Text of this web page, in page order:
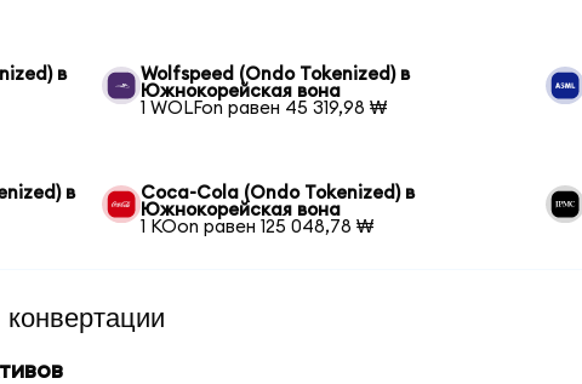
в
Wolfspeed (Ondo Tokenized) в
Южнокорейская вона
1 WOLFon равен 45 319,98 ₩
в
Coca-Cola (Ondo Tokenized) в
Южнокорейская вона
1 KOon равен 125 048,78 ₩